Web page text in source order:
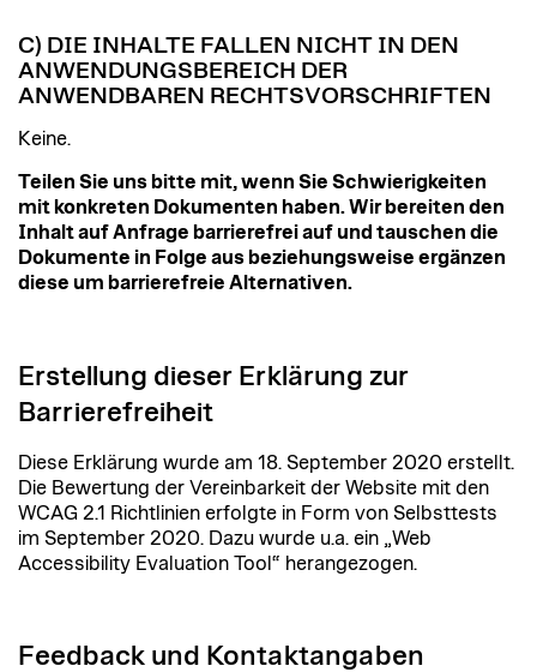
C) DIE INHALTE FALLEN NICHT IN DEN
ANWENDUNGSBEREICH DER
ANWENDBAREN RECHTSVORSCHRIFTEN
Keine.
Teilen Sie uns bitte mit, wenn Sie Schwierigkeiten
mit konkreten Dokumenten haben. Wir bereiten den
Inhalt auf Anfrage barrierefrei auf und tauschen die
Dokumente in Folge aus beziehungsweise ergänzen
diese um barrierefreie Alternativen.
Erstellung dieser Erklärung zur
Barrierefreiheit
Diese Erklärung wurde am 18. September 2020 erstellt.
Die Bewertung der Vereinbarkeit der Website mit den
WCAG 2.1 Richtlinien erfolgte in Form von Selbsttests
im September 2020. Dazu wurde u.a. ein „Web
Accessibility Evaluation Tool“ herangezogen.
Feedback und Kontaktangaben